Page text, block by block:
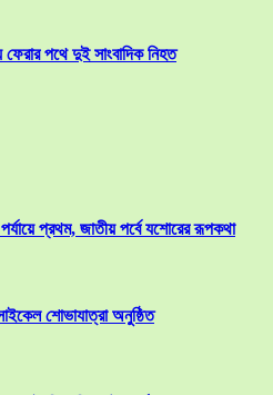
ফেরার পথে দুই সাংবাদিক নিহত
প্রথম, জাতীয় পর্বে যশোরের রূপকথা
শোভাযাত্রা অনুষ্ঠিত